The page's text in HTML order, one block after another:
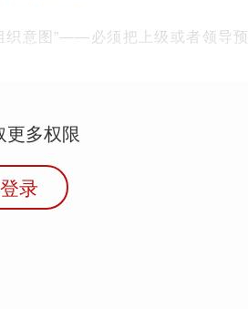
织意图”——必须把上级或者领导
更多权限
录